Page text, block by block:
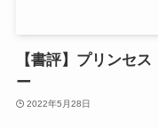
【書評】プリンセ
ー
2022年5月28日